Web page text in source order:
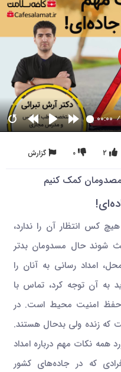
00:00
گزارش 0 2
کمک کنیم
کس انتظار آن را ندارد،
شوند حال مسدومان بدتر
امداد رسانی به آنان را
به آن توجه کرد، تماس با
حفظ امنیت محیط است. در
که زنده ولی بدحال هستند.
همه نکات مهم درباره امداد
که در جاده‌های کشور